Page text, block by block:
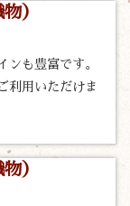
）
ンも豊富です。
利用いただけま
）